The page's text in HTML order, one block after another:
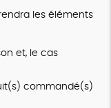
les éléments
et, le cas
commandé(s)